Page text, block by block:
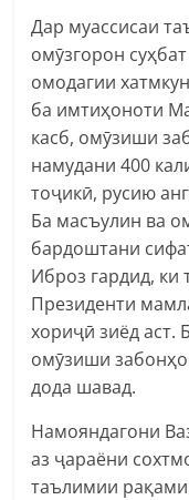
Дар муассисаи
омӯзгорон
омодагии
ба имтиҳоноти
касб, омӯзиши
намудани 400
тоҷикӣ, русию
Ба масъулин ва
бардоштани
Иброз гардид, ки
Президенти
хориҷӣ зиёд аст.
омӯзиши
дода шавад.
Намояндагони
аз ҷараёни
таълимии